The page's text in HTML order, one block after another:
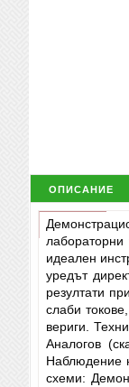
описание
идеален
уредът
резултати
слаби
вериги.
Аналогов
Наблюдение
схеми: